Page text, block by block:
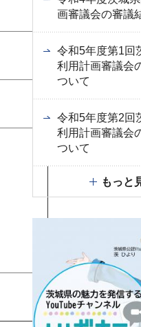
画審議会の審議
令和5年度第1回
利用計画審議会
ついて
令和5年度第2回
利用計画審議会
ついて
もっと